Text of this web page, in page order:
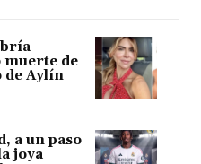
muerte de
de Aylín
a un paso
joya